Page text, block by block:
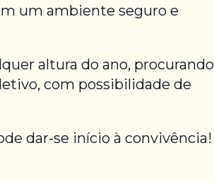
um ambiente seguro e
altura do ano, procurando
com possibilidade de
dar-se início à convivência!